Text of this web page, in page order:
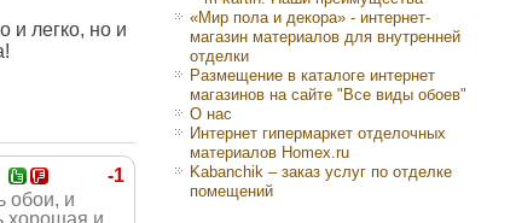
и легко, но и
-1
обои, и
хорошая и
«Мир пола и декора» - интернет-
магазин материалов для внутренней
отделки
Размещение в каталоге интернет
магазинов на сайте "Все виды обоев"
О нас
Интернет гипермаркет отделочных
материалов Homex.ru
Kabanchik – заказ услуг по отделке
помещений